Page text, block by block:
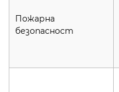
Пожарна
безопасност